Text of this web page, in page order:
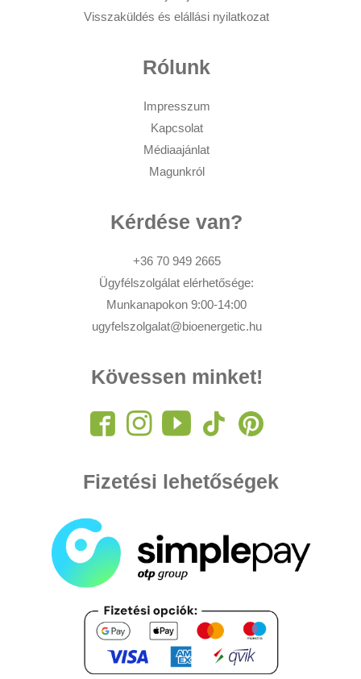
Visszaküldés és elállási nyilatkozat
Rólunk
Impresszum
Kapcsolat
Médiaajánlat
Magunkról
Kérdése van?
+36 70 949 2665
Ügyfélszolgálat elérhetősége:
Munkanapokon 9:00-14:00
ugyfelszolgalat@bioenergetic.hu
Kövessen minket!
Fizetési lehetőségek